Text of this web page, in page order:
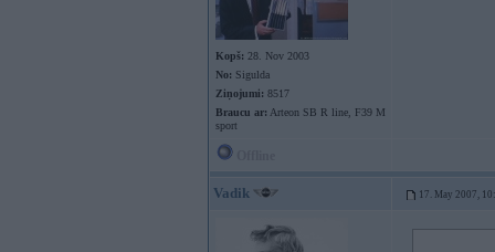
Kopš: 28. Nov 2003
No: Sigulda
Ziņojumi: 8517
Braucu ar: Arteon SB R line, F39 M
sport
Vadik 17. May 2007,